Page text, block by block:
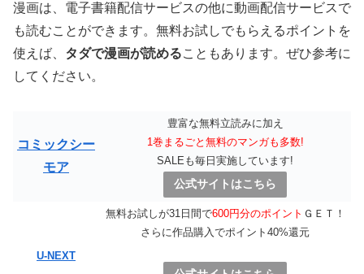
漫画は、電子書籍配信サービスの他に動画配信サービスで
も読むことができます。無料お試しでもらえるポイントを
使えば、 タダで漫画が読めることもあります。ぜひ参考に
してください。
コミックシー
モア
豊富な無料立読みに加え
1巻まるごと無料のマンガも多数!
SALEも毎日実施しています!
公式サイトはこちら
U-NEXT
無料お試しが31日間で600円分のポイント ＧＥＴ！
さらに作品購入でポイント40%還元